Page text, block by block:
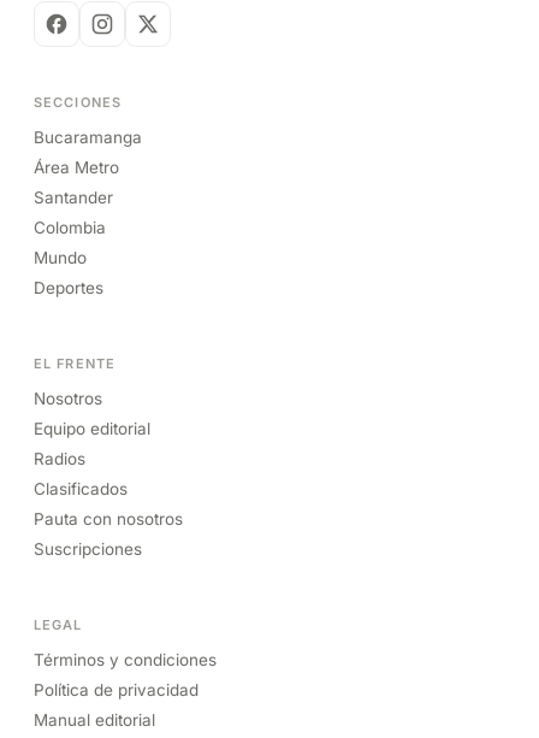
SECCIONES
Bucaramanga
Área Metro
Santander
Colombia
Mundo
Deportes
EL FRENTE
Nosotros
Equipo editorial
Radios
Clasificados
Pauta con nosotros
Suscripciones
LEGAL
Términos y condiciones
Política de privacidad
Manual editorial